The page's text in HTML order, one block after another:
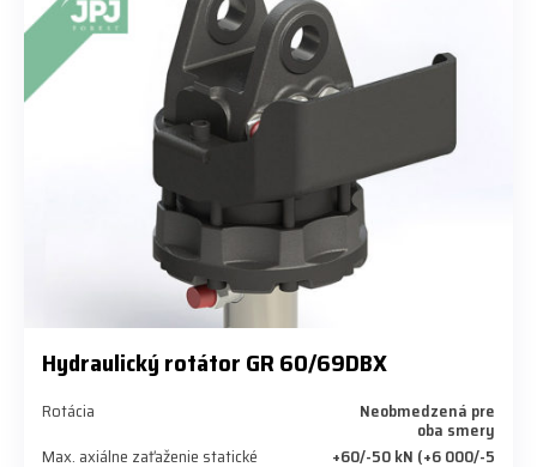
Hydraulický rotátor GR 60/69DBX
Rotácia Neobmedzená pre
oba smery
Max. axiálne zaťaženie statické
+60/-50 kN (+6 000/-5